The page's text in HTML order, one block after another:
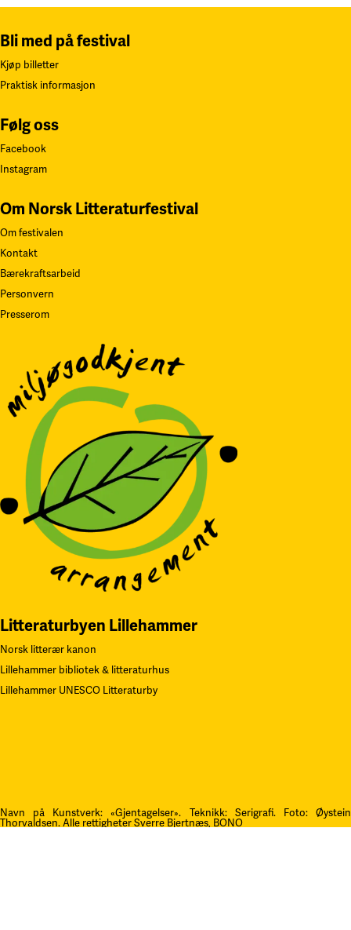
Bli med på festival
Kjøp billetter
Praktisk informasjon
Følg oss
Facebook
Instagram
Om Norsk Litteraturfestival
Om festivalen
Kontakt
Bærekraftsarbeid
Personvern
Presserom
Litteraturbyen Lillehammer
Norsk litterær kanon
Lillehammer bibliotek & litteraturhus
Lillehammer UNESCO Litteraturby
Navn på Kunstverk: «Gjentagelser». Teknikk: Serigrafi. Foto: Øystein
Thorvaldsen. Alle rettigheter Sverre Bjertnæs, BONO